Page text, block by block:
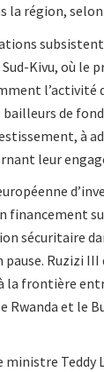
la région, selon
Kivu, où le
l’activité
de
à
leur
financement
sécuritaire
Ruzizi
la frontière
Rwanda et le
Teddy